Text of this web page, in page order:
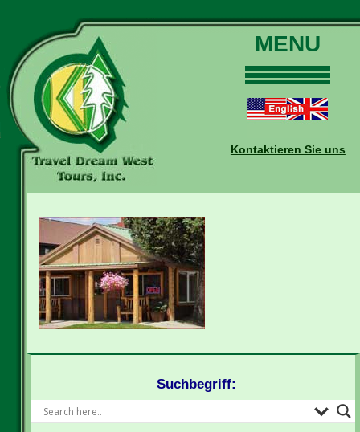
MENU
Touren
Daten und Preise
Buchungen
Kontaktieren Sie uns
Suchbegriff: